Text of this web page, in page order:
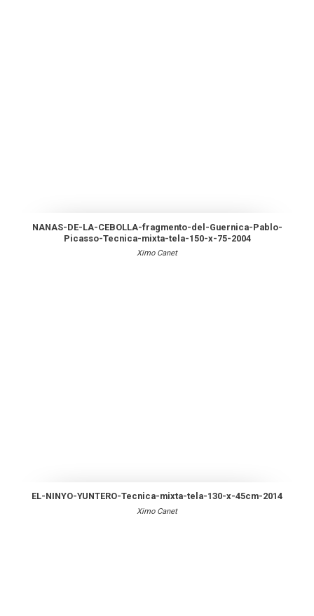
NANAS-DE-LA-CEBOLLA-fragmento-del-Guernica-Pablo-
Picasso-Tecnica-mixta-tela-150-x-75-2004
Ximo Canet
EL-NINYO-YUNTERO-Tecnica-mixta-tela-130-x-45cm-2014
Ximo Canet